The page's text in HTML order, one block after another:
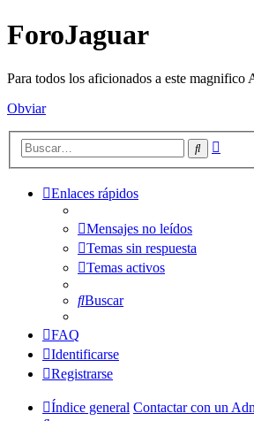
ForoJaguar
Para todos los aficionados a este magnifico
Obviar
Buscar
Enlaces rápidos
Mensajes no leídos
Temas sin respuesta
Temas activos
Buscar
FAQ
Identificarse
Registrarse
Índice general Contactar con un